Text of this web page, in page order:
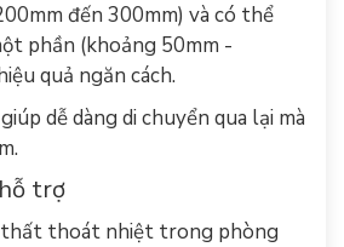
đến 300mm) và có thể
phần (khoảng 50mm -
quả ngăn cách.
dễ dàng di chuyển qua lại mà
trợ
thất thoát nhiệt trong phòng